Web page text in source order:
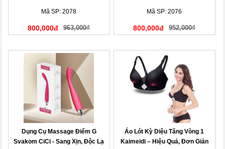
Mã SP: 2078
800,000đ 963,000₫
Mã SP: 2076
800,000đ 952,000₫
Dụng Cụ Massage Điểm G
Svakom CiCi - Sang Xịn, Độc Lạ
Áo Lót Kỳ Diệu Tăng Vòng 1
Kaimeidi – Hiệu Quả, Đơn Giản